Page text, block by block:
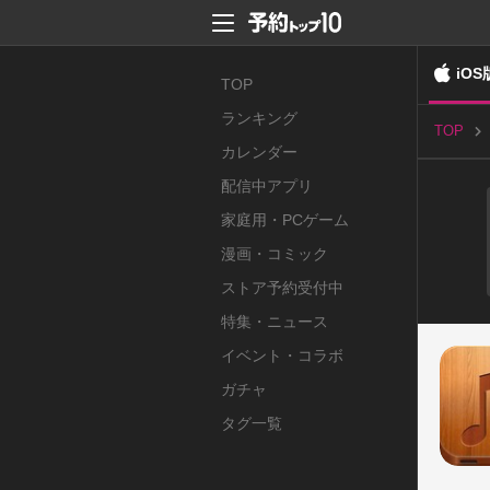
TOP
ランキング
カレンダー
配信中アプリ
家庭用・PCゲーム
漫画・コミック
ストア予約受付中
特集・ニュース
イベント・コラボ
ガチャ
タグ一覧
iOS
TOP